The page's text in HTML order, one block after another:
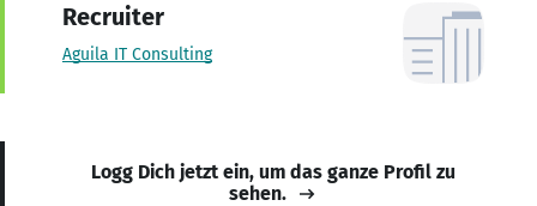
Recruiter
Aguila IT Consulting
Logg Dich jetzt ein, um das ganze Profil zu
sehen.